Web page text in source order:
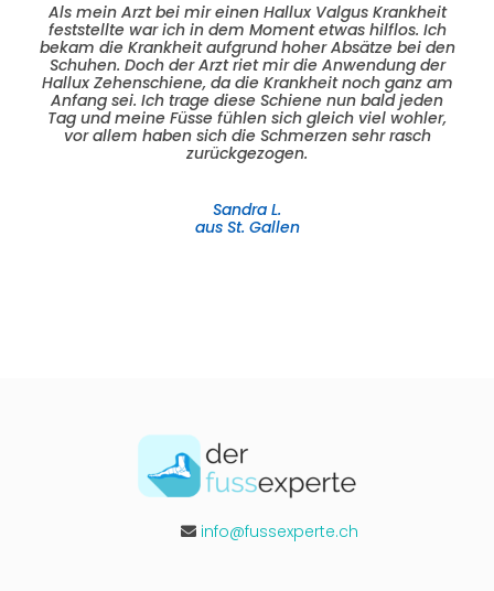
Als mein Arzt bei mir einen Hallux Valgus Krankheit
feststellte war ich in dem Moment etwas hilflos. Ich
bekam die Krankheit aufgrund hoher Absätze bei den
Schuhen. Doch der Arzt riet mir die Anwendung der
Hallux Zehenschiene, da die Krankheit noch ganz am
Anfang sei. Ich trage diese Schiene nun bald jeden
Tag und meine Füsse fühlen sich gleich viel wohler,
vor allem haben sich die Schmerzen sehr rasch
zurückgezogen.
Sandra L.
aus St. Gallen
info@fussexperte.ch